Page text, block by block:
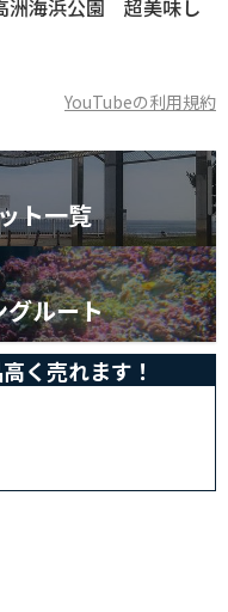
海浜公園 超美味し
YouTubeの利用規約
ト一覧
グルート
く売れます！